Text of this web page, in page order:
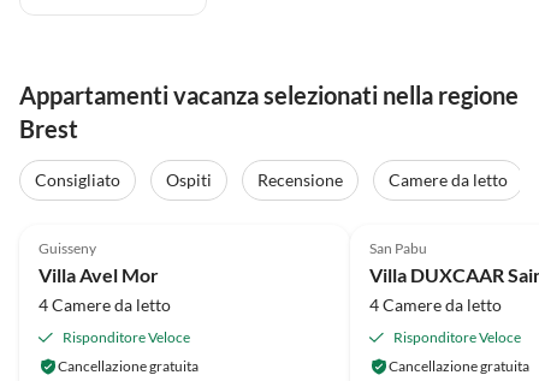
Appartamenti vacanza selezionati nella regione
Brest
Consigliato Ospiti Recensione
Camere da letto
Guisseny
Villa Avel Mor
4 Camere da letto
Risponditore Veloce
Cancellazione gratuita
San Pabu
Villa DUXCAAR
4 Camere da letto
Risponditore Veloce
Cancellazione gratuita